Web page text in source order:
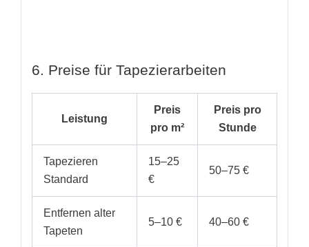
6. Preise für Tapezierarbeiten
Leistung
Preis
pro m²
Preis pro
Stunde
Tapezieren
Standard
15–25
€
50–75 €
Entfernen alter
Tapeten
5–10 € 40–60 €